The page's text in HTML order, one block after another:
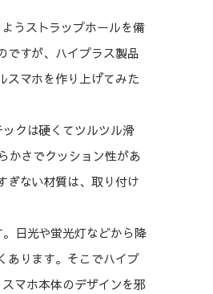
うストラップホールを備
ですが、ハイプラス製品
スマホを作り上げてみた
クは硬くてツルツル滑
かさでクッション性があ
ぎない材質は、取り付け
日光や蛍光灯などから降
あります。そこでハイプ
マホ本体のデザインを邪